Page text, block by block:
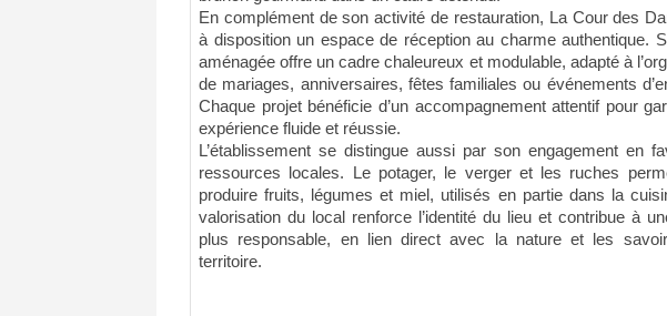
En complément de son activité de restauration, La Cour des
à disposition un espace de réception au charme authentique.
aménagée offre un cadre chaleureux et modulable, adapté à
de mariages, anniversaires, fêtes familiales ou événements
Chaque projet bénéficie d’un accompagnement attentif pour
expérience fluide et réussie.
L’établissement se distingue aussi par son engagement en
ressources locales. Le potager, le verger et les ruches
produire fruits, légumes et miel, utilisés en partie dans la
valorisation du local renforce l’identité du lieu et contribue à
plus responsable, en lien direct avec la nature et les
territoire.